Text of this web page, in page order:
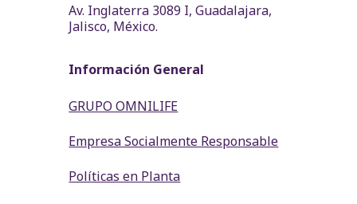
Av. Inglaterra 3089 I, Guadalajara,
Jalisco, México.
Información General
GRUPO OMNILIFE
Empresa Socialmente Responsable
Políticas en Planta